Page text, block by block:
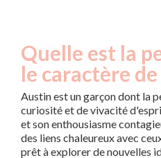
Quelle est la
le caractère
Austin est un garçon dont la
curiosité et de vivacité
et son enthousiasme
des liens chaleureux avec
prêt à explorer de nouvelles